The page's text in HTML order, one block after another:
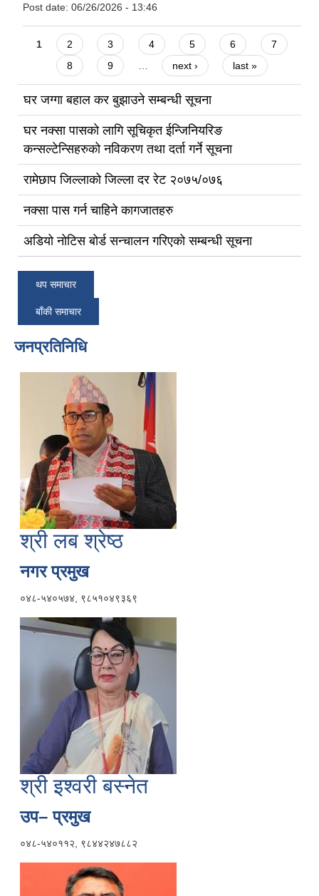
Post date: 06/26/2026 - 13:46
Pages
1 2 3 4 5 6
7
8
9 … next › last »
घर जग्गा बहाल कर बुझाउने सम्बन्धी सूचना
घर नक्सा पासको लागि सूचिकृत ईन्जिनियरिङ
कन्सल्टेन्सिहरुको नविकरण तथा दर्ता गर्ने सूचना
रामेछाप जिल्लाको जिल्ला दर रेट २०७५/०७६
नक्सा पास गर्न चाहिने कागजातहरु
अडियो नोटिस बोर्ड सन्चालन गरिएको सम्बन्धी सूचना
थप समाचार
बाँकी समाचार
जनप्रतिनिधि
श्री लब श्रेष्ठ
नगर प्रमुख
०४८-५४०५७४, ९८५१०४९३६९
श्री इश्वरी बस्नेत
उप– प्रमुख
०४८-५४०११२, ९८४४२४७८८२